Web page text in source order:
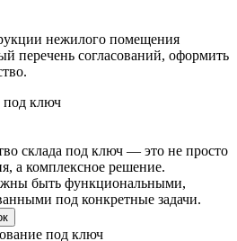
нежилого помещения
перечень согласований, оформить
склада под ключ — это не просто
а комплексное решение.
быть функциональными,
под конкретные задачи.